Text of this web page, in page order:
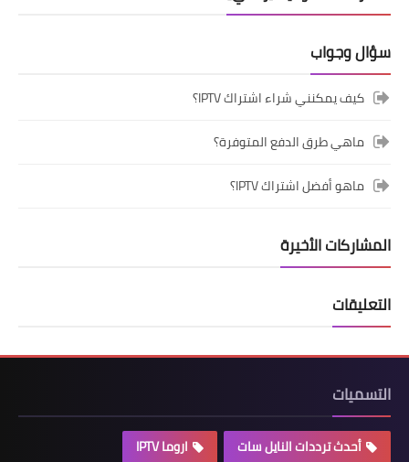
سؤال وجواب
كيف يمكنني شراء اشتراك IPTV؟
ماهي طرق الدفع المتوفرة؟
ماهو أفضل اشتراك IPTV؟
المشاركات الأخيرة
التعليقات
التسميات
أحدث ترددات النايل سات
اروما IPTV